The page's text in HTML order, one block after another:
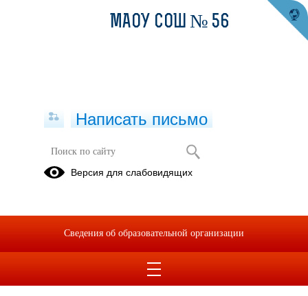
МАОУ СОШ № 56
Написать письмо
Версия для слабовидящих
Сведения об образовательной организации